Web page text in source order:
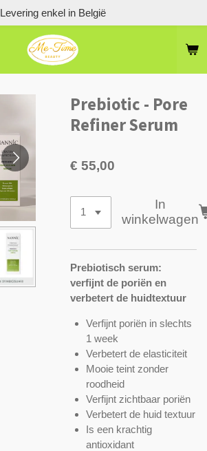
Levering enkel in België
Prebiotic - Pore
Refiner Serum
€ 55,00
In
winkelwagen
Prebiotisch serum:
verfijnt de poriën en
verbetert de huidtextuur
Verfijnt poriën in slechts
1 week
Verbetert de elasticiteit
Mooie teint zonder
roodheid
Verfijnt zichtbaar poriën
Verbetert de huid textuur
Is een krachtig
antioxidant